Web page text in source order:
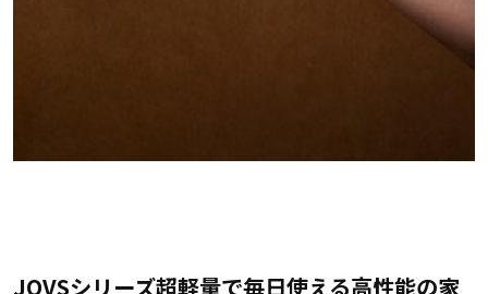
JOVSシリーズ超軽量で毎日使える高性能の家